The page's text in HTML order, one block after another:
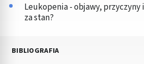
Leukopenia - objawy, przyczyny
za stan?
BIBLIOGRAFIA